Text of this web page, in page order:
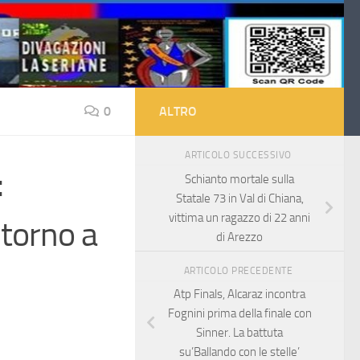
0
a
ALTRO
ARTICOLO SUCCESSIVO
Schianto mortale sulla
Statale 73 in Val di Chiana,
vittima un ragazzo di 22 anni
di Arezzo
ARTICOLO PRECEDENTE
Atp Finals, Alcaraz incontra
Fognini prima della finale con
Sinner. La battuta
su’Ballando con le stelle’